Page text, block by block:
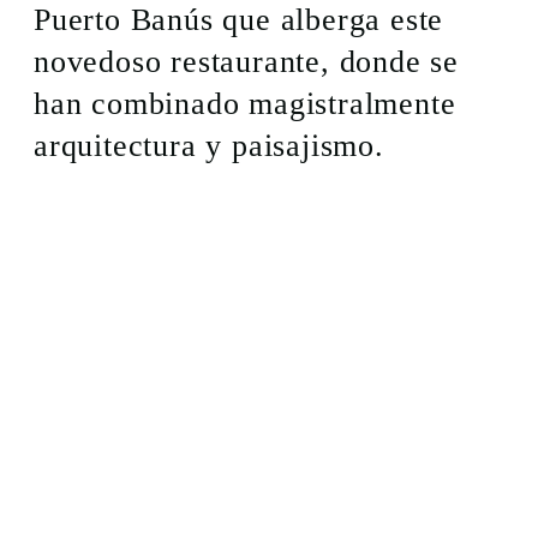
Puerto Banús que alberga este
novedoso restaurante, donde se
han combinado magistralmente
arquitectura y paisajismo.